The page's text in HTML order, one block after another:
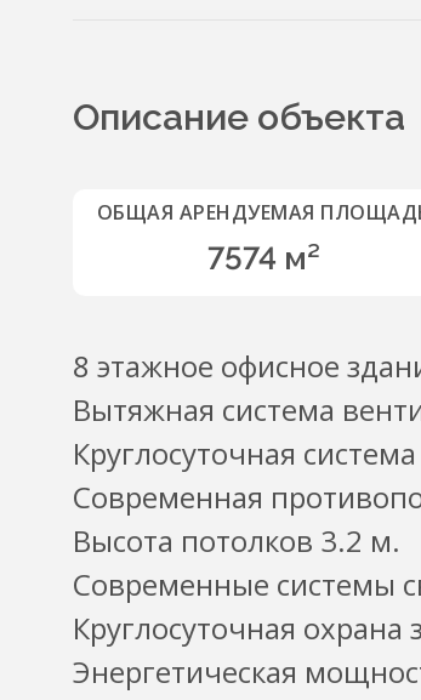
Описание объекта
ОБЩАЯ АРЕНДУЕМАЯ
7574 м²
8 этажное офисное
Вытяжная система
Круглосуточная
Современная
Высота потолков 3.2 м.
Современные системы
Круглосуточная охрана
Энергетическая